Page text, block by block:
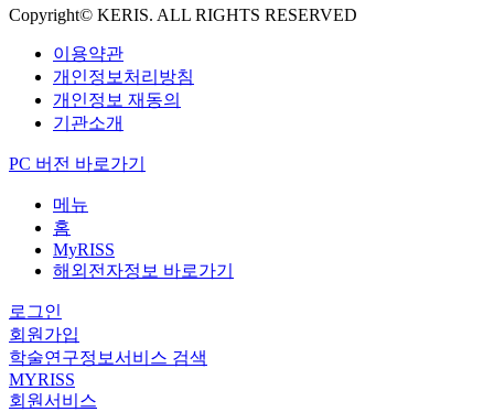
Copyright© KERIS. ALL RIGHTS RESERVED
이용약관
개인정보처리방침
개인정보 재동의
기관소개
PC 버전 바로가기
메뉴
홈
MyRISS
해외전자정보 바로가기
로그인
회원가입
학술연구정보서비스 검색
MYRISS
회원서비스